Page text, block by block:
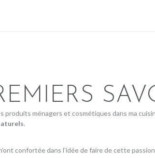
produits ménagers et cosmétiques dans ma
.
confortée dans l’idée de faire de cette passion